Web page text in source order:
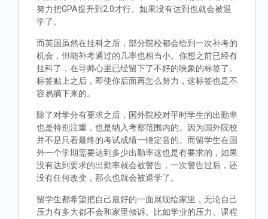
努力把GPA提升到2.0才行。如果没有达到也就会被退
学了。
而英国虽然在挂科之后，部分院校都会给到一次补考的
机会，但能补考通过的几率也相当小。你想之前已经有
挂科了，在导师心里已经留下了不好的映象的标签了。
标签贴上之后，即使你后面再怎么努力，这标签也是不
容易摘下来的。
除了对学分有要求之后，国外院校对平时学生的出勤率
也是特别注重，也是纳入考察范围内的。因为国外院校
并不是只看最终的考试成绩一锤定音的。而留学生在国
外一个学期需要达到多少出勤率这也是有要求的，如果
没有达到要求的出勤率就会被警告，一次警告过后，还
没有任何改变，那么也就会被退学了。
留学生都希望把自己最好的一面展现给家里，无论自己
压力有多大都不会和家里倾诉。比如学业的压力、课程